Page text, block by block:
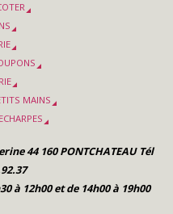
MAINS
44 160 PONTCHATEAU Tél
à 12h00 et de 14h00 à 19h00